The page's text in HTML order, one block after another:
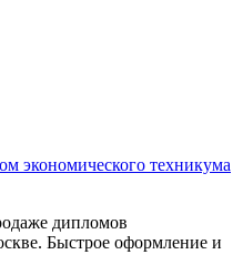
экономического техникума
дипломов
Быстрое оформление и